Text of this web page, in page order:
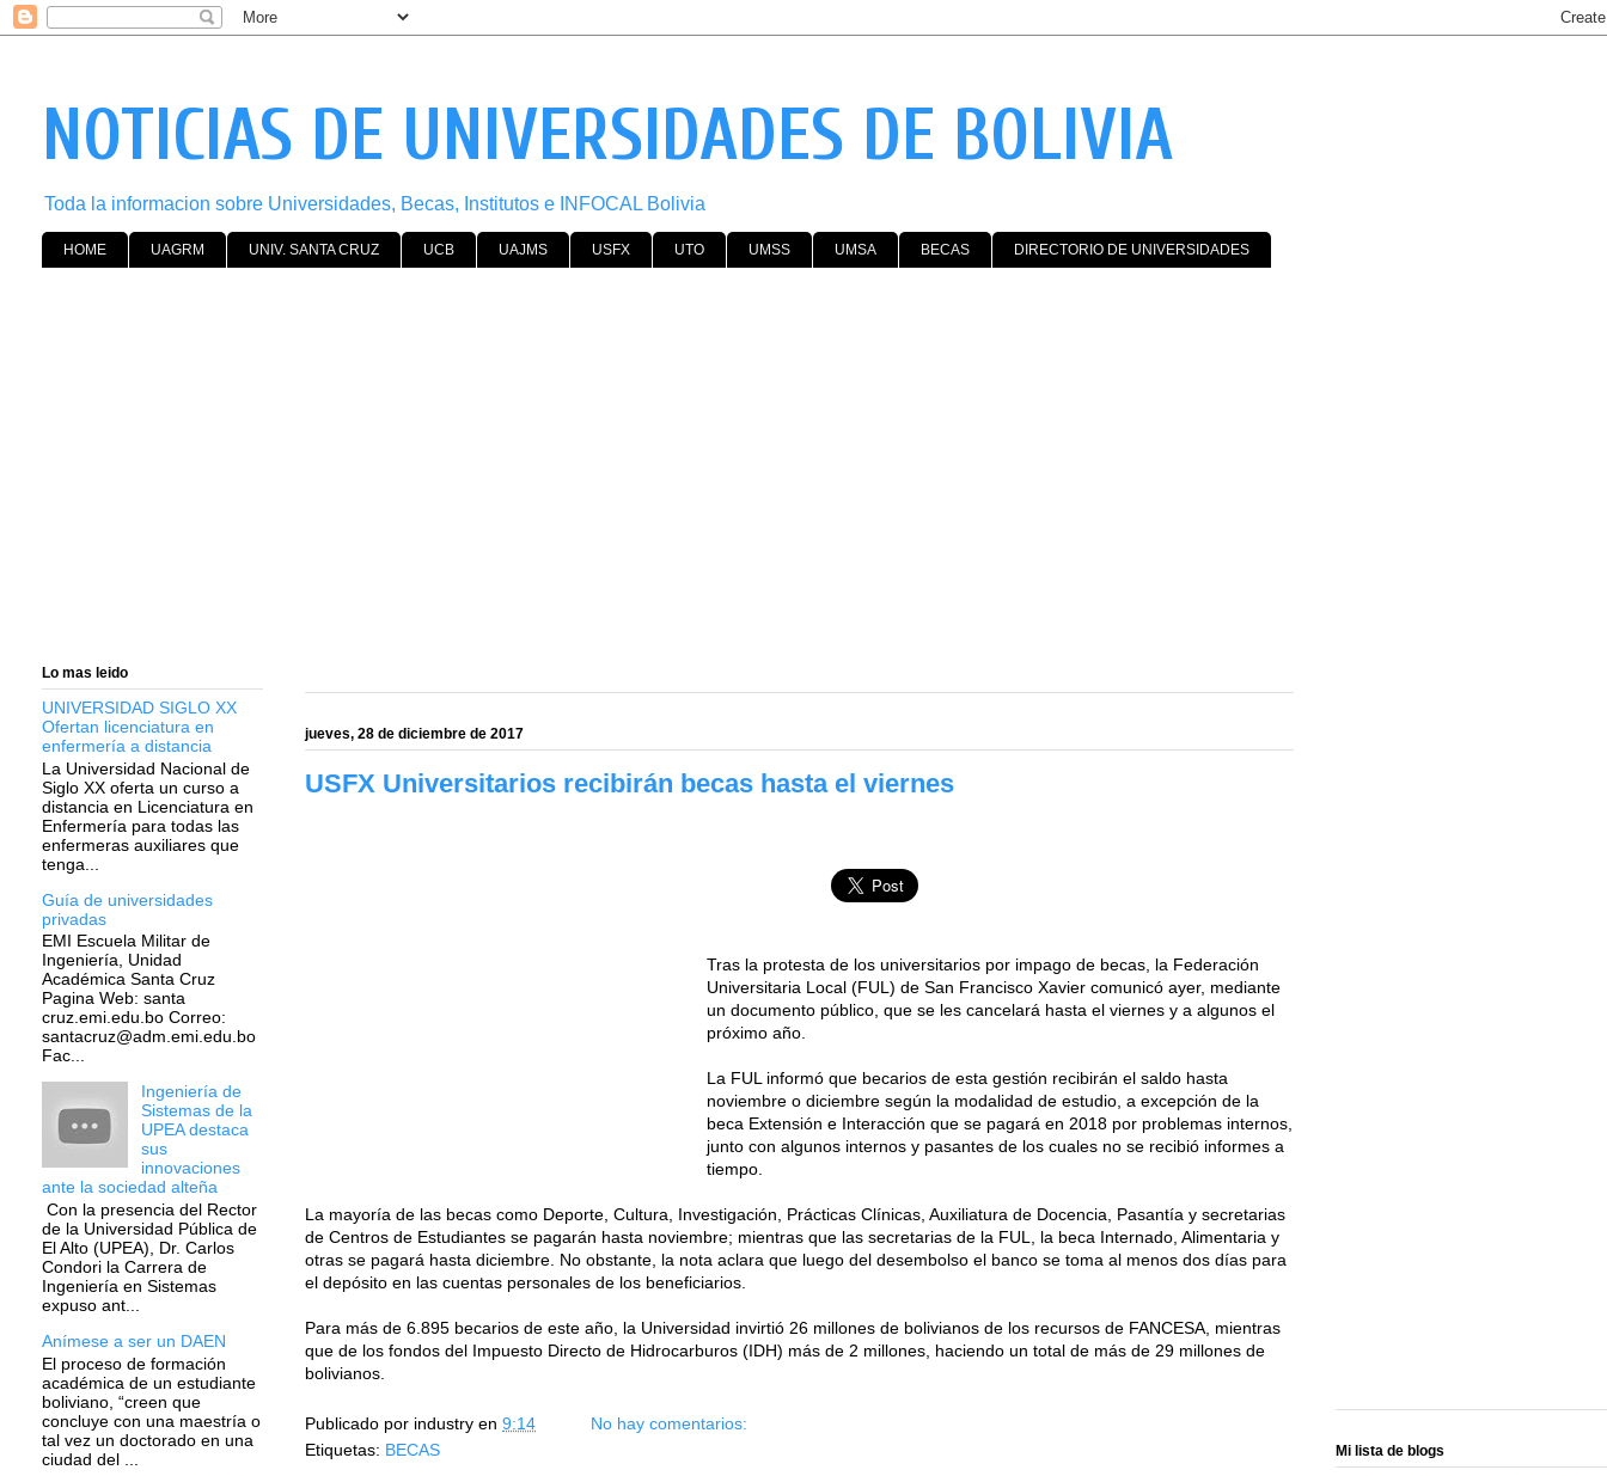
NOTICIAS DE UNIVERSIDADES DE BOLIVIA
Toda la informacion sobre Universidades, Becas, Institutos e INFOCAL Bolivia
HOME UAGRM UNIV. SANTA CRUZ UCB UAJMS USFX UTO UMSS UMSA BECAS DIRECTORIO DE UNIVERSIDADES
jueves, 28 de diciembre de 2017
USFX Universitarios recibirán becas hasta el viernes
Tras la protesta de los universitarios por impago de becas, la Federación
Universitaria Local (FUL) de San Francisco Xavier comunicó ayer, mediante
un documento público, que se les cancelará hasta el viernes y a algunos el
próximo año.
La FUL informó que becarios de esta gestión recibirán el saldo hasta
noviembre o diciembre según la modalidad de estudio, a excepción de la
beca Extensión e Interacción que se pagará en 2018 por problemas internos,
junto con algunos internos y pasantes de los cuales no se recibió informes a
tiempo.
La mayoría de las becas como Deporte, Cultura, Investigación, Prácticas Clínicas, Auxiliatura de Docencia, Pasantía y secretarias
de Centros de Estudiantes se pagarán hasta noviembre; mientras que las secretarias de la FUL, la beca Internado, Alimentaria y
otras se pagará hasta diciembre. No obstante, la nota aclara que luego del desembolso el banco se toma al menos dos días para
el depósito en las cuentas personales de los beneficiarios.
Para más de 6.895 becarios de este año, la Universidad invirtió 26 millones de bolivianos de los recursos de FANCESA, mientras
que de los fondos del Impuesto Directo de Hidrocarburos (IDH) más de 2 millones, haciendo un total de más de 29 millones de
bolivianos.
Publicado por industry en 9:14
No hay comentarios:
Etiquetas: BECAS
Lo mas leido
UNIVERSIDAD SIGLO XX
Ofertan licenciatura en
enfermería a distancia
La Universidad Nacional de
Siglo XX oferta un curso a
distancia en Licenciatura en
Enfermería para todas las
enfermeras auxiliares que
tenga...
Guía de universidades
privadas
EMI Escuela Militar de
Ingeniería, Unidad
Académica Santa Cruz
Pagina Web: santa
cruz.emi.edu.bo Correo:
santacruz@adm.emi.edu.bo
Fac...
Ingeniería de
Sistemas de la
UPEA destaca
sus
innovaciones
ante la sociedad alteña
Con la presencia del Rector
de la Universidad Pública de
El Alto (UPEA), Dr. Carlos
Condori la Carrera de
Ingeniería en Sistemas
expuso ant...
Anímese a ser un DAEN
El proceso de formación
académica de un estudiante
boliviano, “creen que
concluye con una maestría o
tal vez un doctorado en una
ciudad del ...
Mi lista de blogs